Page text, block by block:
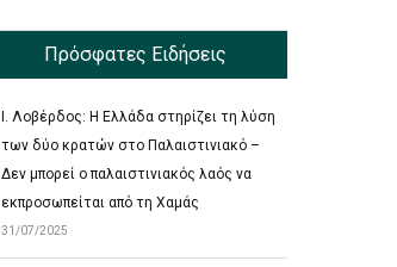
Πρόσφατες Ειδήσεις
Ι. Λοβέρδος: Η Ελλάδα στηρίζει τη λύση
των δύο κρατών στο Παλαιστινιακό –
Δεν μπορεί ο παλαιστινιακός λαός να
εκπροσωπείται από τη Χαμάς
31/07/2025